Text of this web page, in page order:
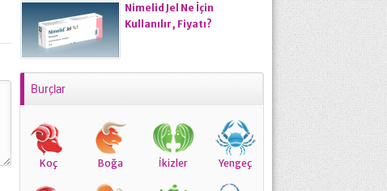
Nimelid Jel Ne İçin
Kullanılır, Fiyatı?
Burçlar
Koç Boğa İkizler Yengeç